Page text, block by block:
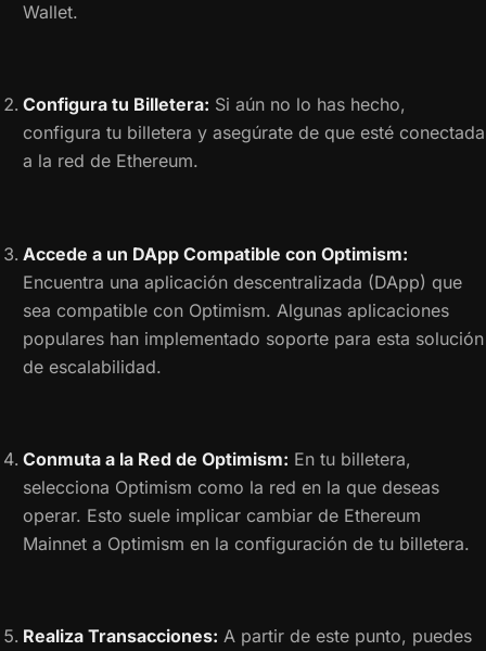
Wallet.
Configura tu Billetera: Si aún no lo has hecho,
configura tu billetera y asegúrate de que esté conectada
a la red de Ethereum.
Accede a un DApp Compatible con Optimism:
Encuentra una aplicación descentralizada (DApp) que
sea compatible con Optimism. Algunas aplicaciones
populares han implementado soporte para esta solución
de escalabilidad.
Conmuta a la Red de Optimism: En tu billetera,
selecciona Optimism como la red en la que deseas
operar. Esto suele implicar cambiar de Ethereum
Mainnet a Optimism en la configuración de tu billetera.
Realiza Transacciones: A partir de este punto, puedes